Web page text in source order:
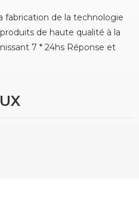
fabrication de la technologie
de haute qualité à la
7 * 24hs Réponse et